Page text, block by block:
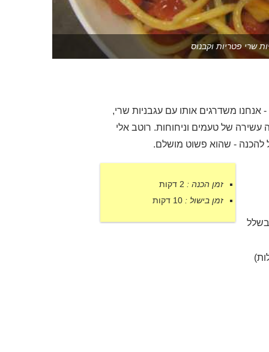
שרי פטריות וקבנוס
אנחנו משדרגים אותו עם עגבניות שרי,
עשירה של טעמים וניחוחות. רוטב אלי
להכנה - שהוא פשוט מושלם.
זמן הכנה : 2 דקות
זמן בישול : 10 דקות
בשלל